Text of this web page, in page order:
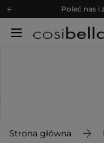
Poleć nas i
Zapisz
Poleć nas
Strona główna